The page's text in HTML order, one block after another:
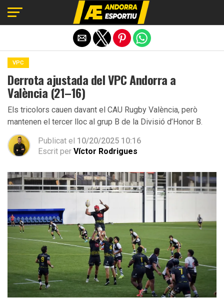
VPC
Derrota ajustada del VPC Andorra a
València (21–16)
Els tricolors cauen davant el CAU Rugby València, però
mantenen el tercer lloc al grup B de la Divisió d’Honor B.
Publicat el 10/20/2025 10:16
Escrit per Víctor Rodrigues
Exit mobile version